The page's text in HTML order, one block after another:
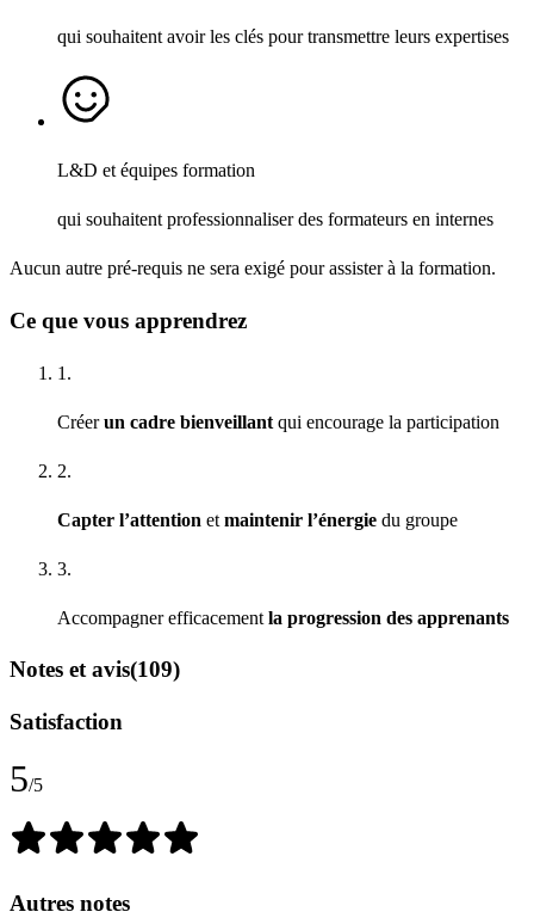
qui souhaitent avoir les clés pour transmettre leurs expertises
L&D et équipes formation
qui souhaitent professionnaliser des formateurs en internes
Aucun autre pré-requis ne sera exigé pour assister à la formation.
Ce que vous apprendrez
1.
Créerun cadre bienveillant qui encourage la participation
2.
Capter l’attention et maintenir l’énergie du groupe
3.
Accompagner efficacement la progression des apprenants
Notes et avis(109)
Satisfaction
5/5
Autres notes